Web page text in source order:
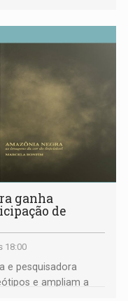
ganha
de
18:00
e pesquisadora
e ampliam a